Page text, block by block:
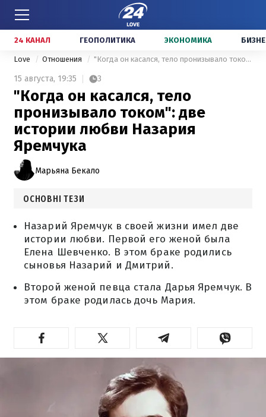
24 КАНАЛ ГЕОПОЛИТИКА ЭКОНОМИКА
Love Отношения "Когда он касался, тело пронизывало током": две истории любви Назария Яремчука
15 августа, 19:35 3
"Когда он касался, тело
пронизывало током": две
истории любви Назария
Яремчука
Марьяна Бекало
ОСНОВНІ ТЕЗИ
Назарий Яремчук в своей жизни имел две
истории любви. Первой его женой была
Елена Шевченко. В этом браке родились
сыновья Назарий и Дмитрий.
Второй женой певца стала Дарья Яремчук. В
этом браке родилась дочь Мария.